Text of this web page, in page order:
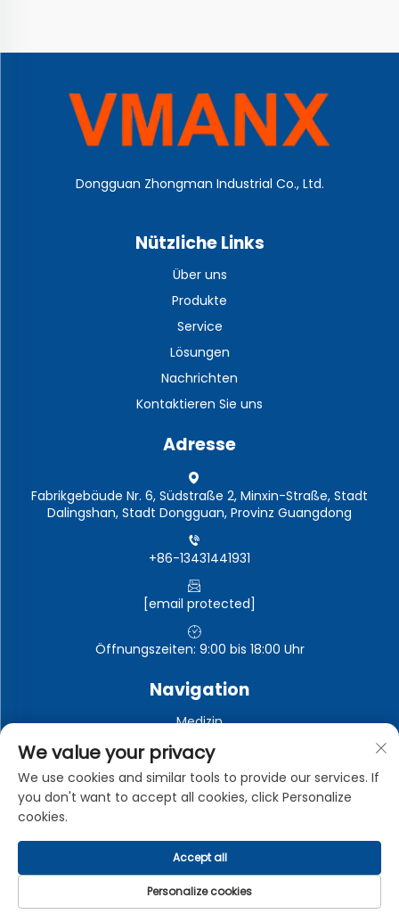
Dongguan Zhongman Industrial Co., Ltd.
Nützliche Links
Über uns
Produkte
Service
Lösungen
Nachrichten
Kontaktieren Sie uns
Adresse
Fabrikgebäude Nr. 6, Südstraße 2, Minxin-Straße, Stadt
Dalingshan, Stadt Dongguan, Provinz Guangdong
+86-13431441931
[email protected]
Öffnungszeiten: 9:00 bis 18:00 Uhr
Navigation
Medizin
Automobil-Elektronik
Elektronische und elektrische Geräte
Industrie
Urheberrechte © Dongguan Zhongman Industrial Co., Ltd.
Alle Rechte vorbehalten - Datenschutzrichtlinie
We value your privacy
We use cookies and similar tools to provide our services. If
you don't want to accept all cookies, click Personalize
cookies.
Personalize cookies
Accept all